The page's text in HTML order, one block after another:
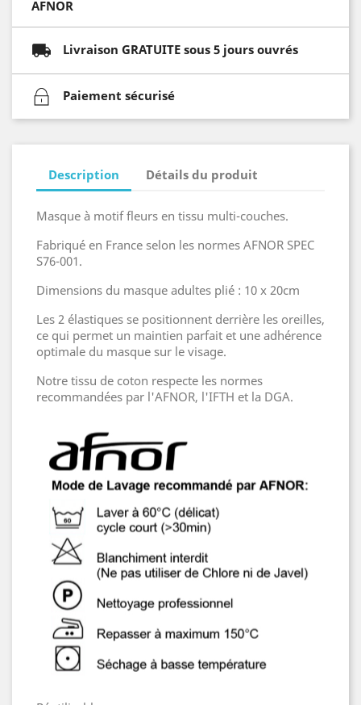
AFNOR
Livraison GRATUITE sous 5 jours ouvrés
Paiement sécurisé
Description Détails du produit
Masque à motif fleurs en tissu multi-couches.
Fabriqué en France selon les normes AFNOR SPEC
S76-001.
Dimensions du masque adultes plié : 10 x 20cm
Les 2 élastiques se positionnent derrière les oreilles,
ce qui permet un maintien parfait et une adhérence
optimale du masque sur le visage.
Notre tissu de coton respecte les normes
recommandées par l'AFNOR, l'IFTH et la DGA.